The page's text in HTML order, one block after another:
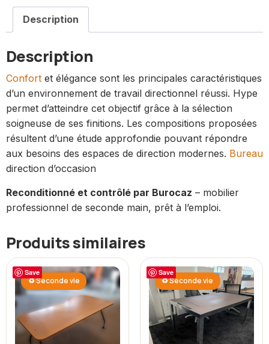
Description
Description
Confort et élégance sont les principales caractéristiques
d’un environnement de travail directionnel réussi. Hype
permet d’atteindre cet objectif grâce à la sélection
soigneuse de ses finitions. Les compositions proposées
résultent d’une étude approfondie pouvant répondre
aux besoins des espaces de direction modernes. Bureau
direction d’occasion
Reconditionné et contrôlé par Burocaz – mobilier
professionnel de seconde main, prêt à l’emploi.
Produits similaires
Save
♻ Seconde vie
Save
♻ Seconde vie